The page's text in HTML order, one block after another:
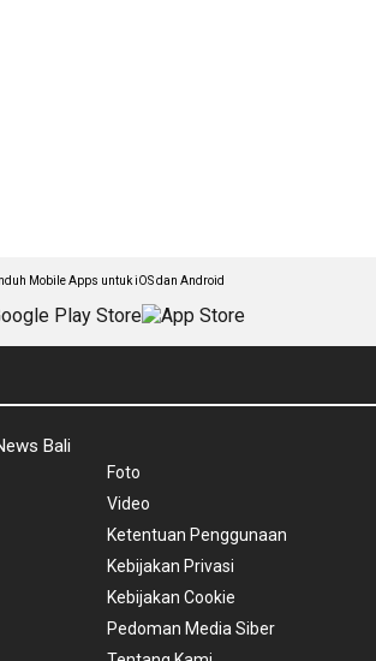
Mobile Apps untuk iOS dan Android
Bali
Foto
Video
Ketentuan Penggunaan
Kebijakan Privasi
Kebijakan Cookie
Pedoman Media Siber